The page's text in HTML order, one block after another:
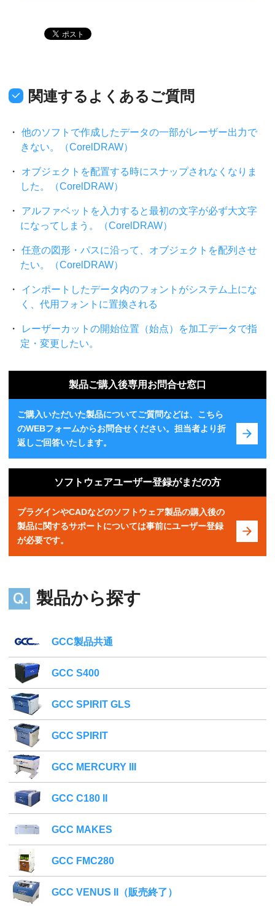
関連するよくあるご質問
他のソフトで作成したデータの一部がレーザー出力で
きない。（CorelDRAW）
オブジェクトを配置する時にスナップされなくなりま
した。（CorelDRAW）
アルファベットを入力すると最初の文字が必ず大文字
になってしまう。（CorelDRAW）
任意の図形・パスに沿って、オブジェクトを配列させ
たい。（CorelDRAW）
インポートしたデータ内のフォントがシステム上にな
く、代用フォントに置換される
レーザーカットの開始位置（始点）を加工データで指
定・変更したい。
製品ご購入後専用お問合せ窓口
ご購入いただいた製品についてご質問などは、こちら
のWEBフォームからお問合せください。担当者より折
返しご回答いたします。
ソフトウェアユーザー登録がまだの方
プラグインやCADなどのソフトウェア製品の購入後の
製品に関するサポートについては事前にユーザー登録
が必要です。
製品から探す
GCC製品共通
GCC S400
GCC SPIRIT GLS
GCC SPIRIT
GCC MERCURY III
GCC C180 II
GCC MAKES
GCC FMC280
GCC VENUS II（販売終了）